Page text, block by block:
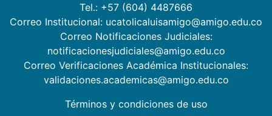
Tel.: +57 (604) 4487666
Correo Institucional: ucatolicaluisamigo@amigo.edu.co
Correo Notificaciones Judiciales:
notificacionesjudiciales@amigo.edu.co
Correo Verificaciones Académica Institucionales:
validaciones.academicas@amigo.edu.co
Términos y condiciones de uso